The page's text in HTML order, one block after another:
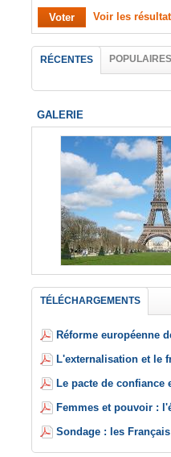
Voir les
RÉCENTES POPULAIRES
GALERIE
TÉLÉCHARGEMENTS
Réforme européenne
L'externalisation et le
Le pacte de confiance
Femmes et pouvoir :
Sondage : les